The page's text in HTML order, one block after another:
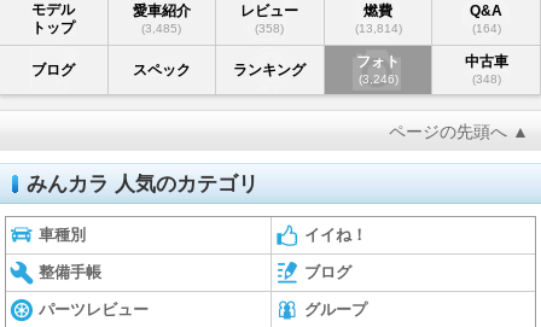
モデル
トップ
愛車紹介
(3,485)
レビュー
(358)
燃費
(13,814)
Q&A
(164)
ブログ スペック ランキング フォト
(3,246)
中古車
(348)
ページの先頭へ ▲
みんカラ 人気のカテゴリ
車種別 イイね！
整備手帳 ブログ
パーツレビュー グループ